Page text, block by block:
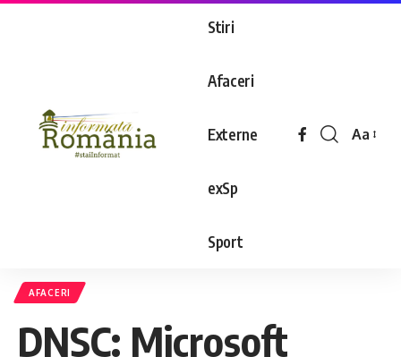
Stiri
Afaceri
Externe
exSp
Sport
Aa
AFACERI
DNSC: Microsoft